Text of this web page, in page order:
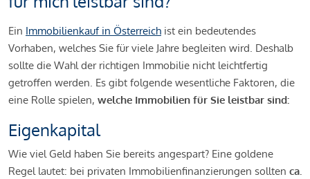
Ein Immobilienkauf in Österreich ist ein bedeutendes
Vorhaben, welches Sie für viele Jahre begleiten wird. Deshalb
sollte die Wahl der richtigen Immobilie nicht leichtfertig
getroffen werden. Es gibt folgende wesentliche Faktoren, die
eine Rolle spielen, welche Immobilien für Sie leistbar sind:
Eigenkapital
Wie viel Geld haben Sie bereits angespart? Eine goldene
Regel lautet: bei privaten Immobilienfinanzierungen sollten ca.